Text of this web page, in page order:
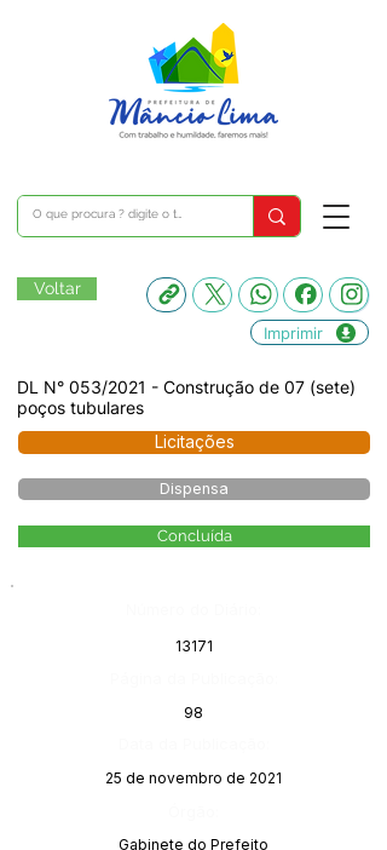
Voltar
Imprimir
DL N° 053/2021 - Construção de 07 (sete)
poços tubulares
Licitações
Dispensa
Concluída
13171
98
25 de novembro de 2021
Gabinete do Prefeito